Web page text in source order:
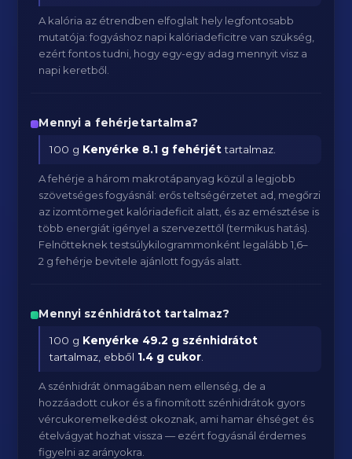
A kalória az étrendben elfoglalt hely legfontosabb
mutatója: fogyáshoz napi kalóriadeficitre van szükség,
ezért fontos tudni, hogy egy-egy adag mennyit visz a
napi keretből.
Mennyi a fehérjetartalma?
100 g Kenyérke 8.1 g fehérjéttartalmaz.
A fehérje a három makrotápanyag közül a legjobb
szövetséges fogyásnál: erős teltségérzetet ad, megőrzi
az izomtömeget kalóriadeficit alatt, és az emésztése is
több energiát igényel a szervezettől (termikus hatás).
Felnőtteknek testsúlykilogrammonként legalább 1,6–
2 g fehérje bevitele ajánlott fogyás alatt.
Mennyi szénhidrátot tartalmaz?
100 g Kenyérke 49.2 g szénhidrátot
tartalmaz, ebből 1.4 g cukor
A szénhidrát önmagában nem ellenség, de a
hozzáadott cukor és a finomított szénhidrátok gyors
vércukoremelkedést okoznak, ami hamar éhséget és
ételvágyat hozhat vissza — ezért fogyásnál érdemes
figyelni az arányokra.